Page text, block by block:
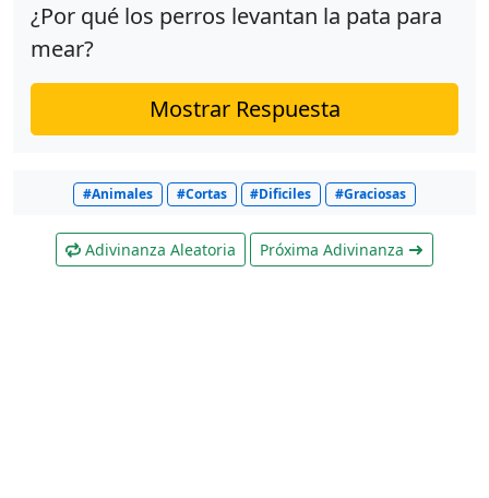
¿Por qué los perros levantan la pata para
mear?
Mostrar Respuesta
#Animales #Cortas #Dificiles #Graciosas
Adivinanza Aleatoria Próxima Adivinanza